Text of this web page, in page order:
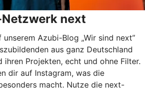
next
Azubi-Blog „Wir sind next”
aus ganz Deutschland
ihren Projekten, echt und ohne Filter.
dir auf Instagram, was die
macht. Nutze die next-